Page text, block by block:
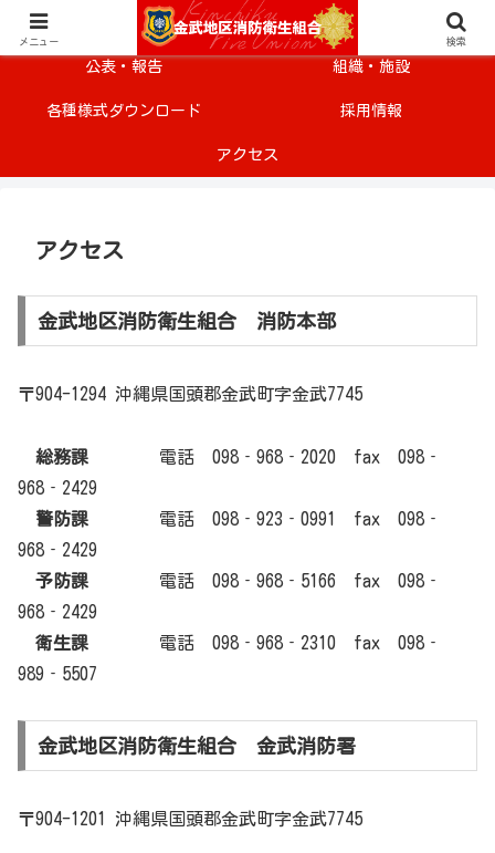
メニュー 安全・安心情報
公表・報告 組織・施設
各種様式ダウンロード 採用情報
アクセス
アクセス
金武地区消防衛生組合 消防本部
〒904-1294 沖縄県国頭郡金武町字金武7745
総務課 電話 098‐968‐2020 fax 098‐
968‐2429
警防課 電話 098‐923‐0991 fax 098‐
968‐2429
予防課 電話 098‐968‐5166 fax 098‐
968‐2429
衛生課 電話 098‐968‐2310 fax 098‐
989‐5507
金武地区消防衛生組合 金武消防署
〒904-1201 沖縄県国頭郡金武町字金武7745
メニュー 検索